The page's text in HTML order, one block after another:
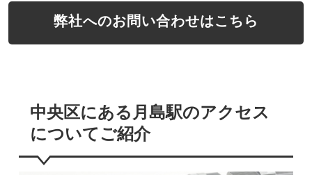
弊社へのお問い合わせはこちら
中央区にある月島駅のアクセス
についてご紹介